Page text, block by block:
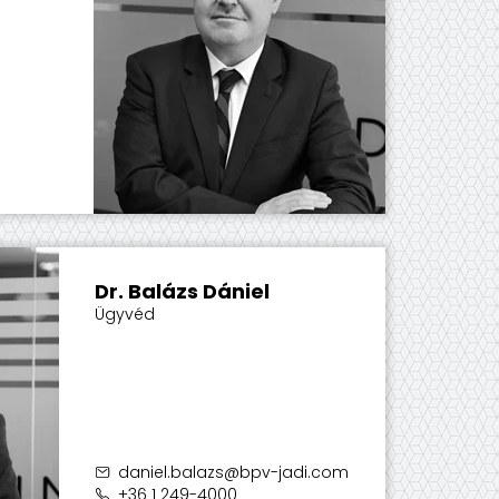
Dr. Balázs Dániel
Ügyvéd
daniel.balazs@bpv-jadi.com
+36 1 249-4000